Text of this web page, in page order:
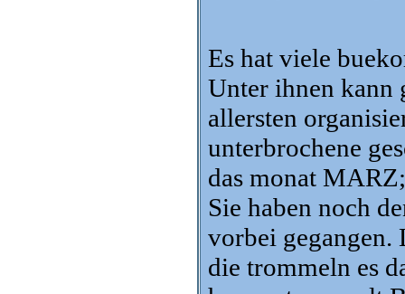
Es hat viele
Unter ihnen kann
allersten
unterbrochene
das monat
Sie haben noch
vorbei gegangen.
die trommeln es